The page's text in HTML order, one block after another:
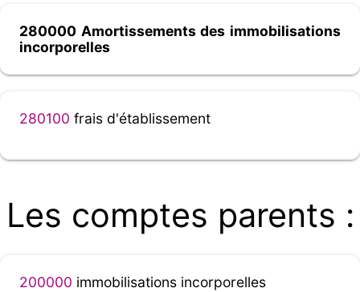
280000 Amortissements des immobilisations
incorporelles
280100 frais d'établissement
Les comptes parents :
200000 immobilisations incorporelles